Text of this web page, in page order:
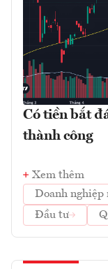
Có tiền bắt
thành công
Xem thêm
Doanh nghiệp
Đầu tư